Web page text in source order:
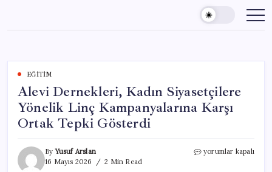
content
EĞITIM
Alevi Dernekleri, Kadın Siyasetçilere
Yönelik Linç Kampanyalarına Karşı
Ortak Tepki Gösterdi
ByYusuf Arslan
16 Mayıs 2026
2 Min Read
Alevi
yorumlar kapalı